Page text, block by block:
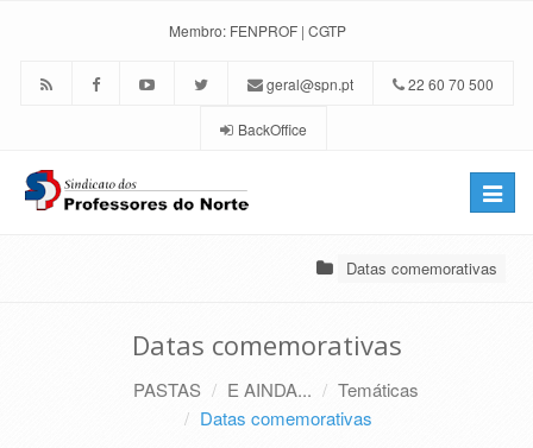
Membro: FENPROF | CGTP
geral@spn.pt 22 60 70 500
BackOffice
Toggle
Datas comemorativas
Datas comemorativas
PASTAS E AINDA...
Temáticas
Datas comemorativas